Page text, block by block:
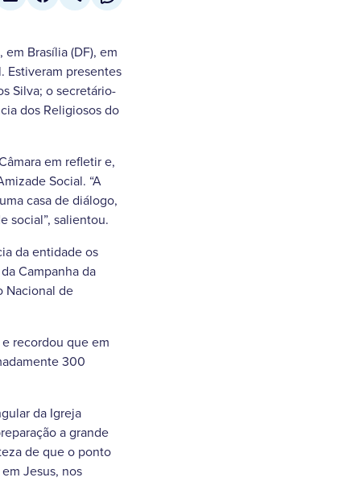
Brasília (DF), em
Estiveram presentes
Silva; o secretário-
dos Religiosos do
em refletir e,
Social. “A
casa de diálogo,
social”, salientou.
da entidade os
Campanha da
Nacional de
recordou que em
300
da Igreja
a grande
de que o ponto
Jesus, nos